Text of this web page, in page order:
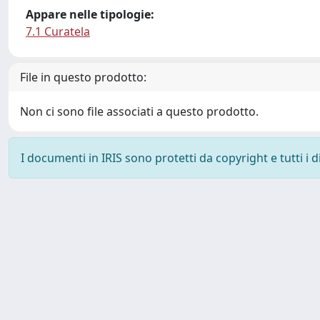
Appare nelle tipologie:
7.1 Curatela
File in questo prodotto:
Non ci sono file associati a questo prodotto.
I documenti in IRIS sono protetti da copyright e tutti i